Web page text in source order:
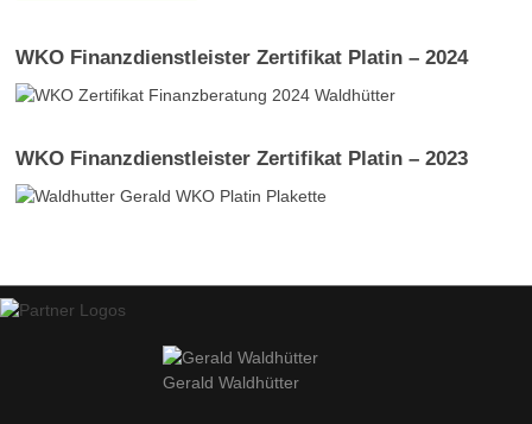
WKO Finanzdienstleister Zertifikat Platin – 2024
WKO Finanzdienstleister Zertifikat Platin – 2023
Gerald Waldhütter